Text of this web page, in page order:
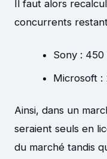
Il faut alors
concurrents
Sony :
Microsoft :
Ainsi, dans un
seraient seuls en
du marché tandis